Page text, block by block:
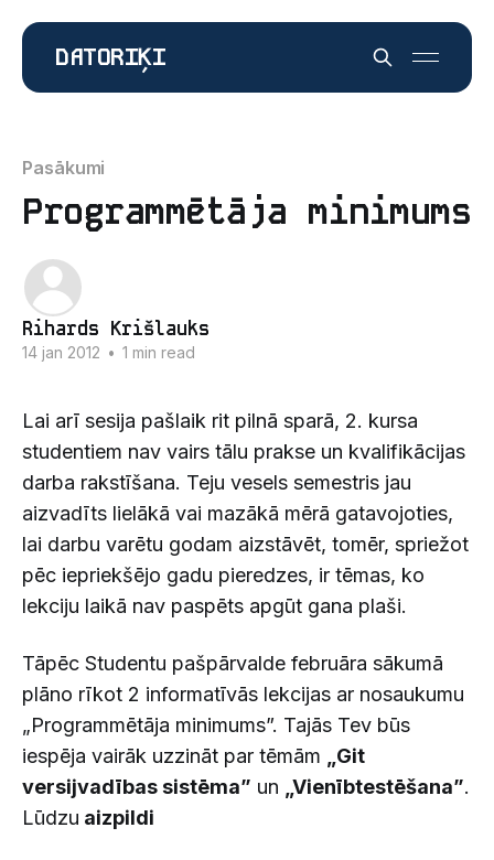
DATORIĶI
Pasākumi
Programmētāja minimums
Rihards Krišlauks
14 jan 2012 • 1 min read
Lai arī sesija pašlaik rit pilnā sparā, 2. kursa
studentiem nav vairs tālu prakse un kvalifikācijas
darba rakstīšana. Teju vesels semestris jau
aizvadīts lielākā vai mazākā mērā gatavojoties,
lai darbu varētu godam aizstāvēt, tomēr, spriežot
pēc iepriekšējo gadu pieredzes, ir tēmas, ko
lekciju laikā nav paspēts apgūt gana plaši.
Tāpēc Studentu pašpārvalde februāra sākumā
plāno rīkot 2 informatīvās lekcijas ar nosaukumu
„Programmētāja minimums”. Tajās Tev būs
iespēja vairāk uzzināt par tēmām
„Git
versijvadības sistēma” un „Vienībtestēšana”.
Lūdzu aizpildi